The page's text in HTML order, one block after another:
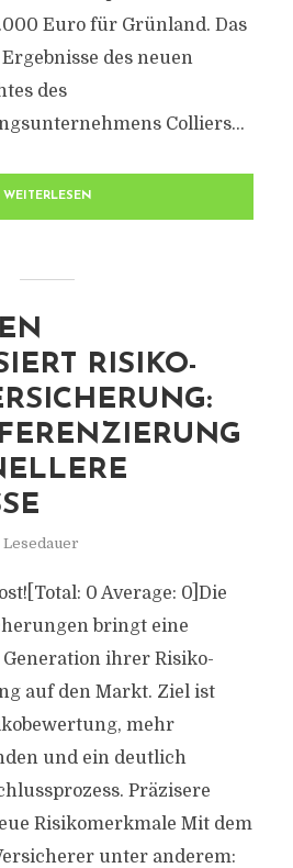
Euro für Grünland. Das
des neuen
des
Colliers...
WEITERLESEN
RISIKO-
Lesedauer
0 Average: 0]Die
bringt eine
ihrer Risiko-
auf den Markt. Ziel ist
mehr
und ein deutlich
Präzisere
Risikomerkmale Mit dem
unter anderem: